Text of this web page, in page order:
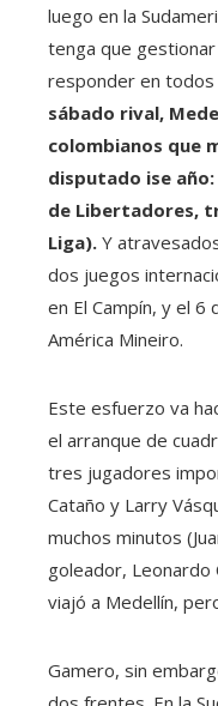
luego en la
tenga que
responder en
sábado rival,
colombianos que
disputado ise
de Libertadores,
Liga). Y
dos juegos
en El Campín, y el
América Mineiro.
Este esfuerzo va
el arranque de
tres jugadores
Cataño y Larry
muchos minutos
goleador,
viajó a Medellín,
Gamero, sin